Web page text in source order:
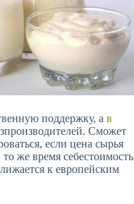
поддержку, а в
Сможет
если цена сырья
же время себестоимость
к европейским